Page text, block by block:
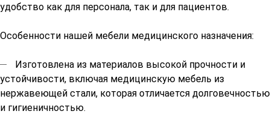
удобство как для персонала, так и для пациентов.
Особенности нашей мебели медицинского назначения:
Изготовлена из материалов высокой прочности и
устойчивости, включая медицинскую мебель из
нержавеющей стали, которая отличается долговечностью
и гигиеничностью.